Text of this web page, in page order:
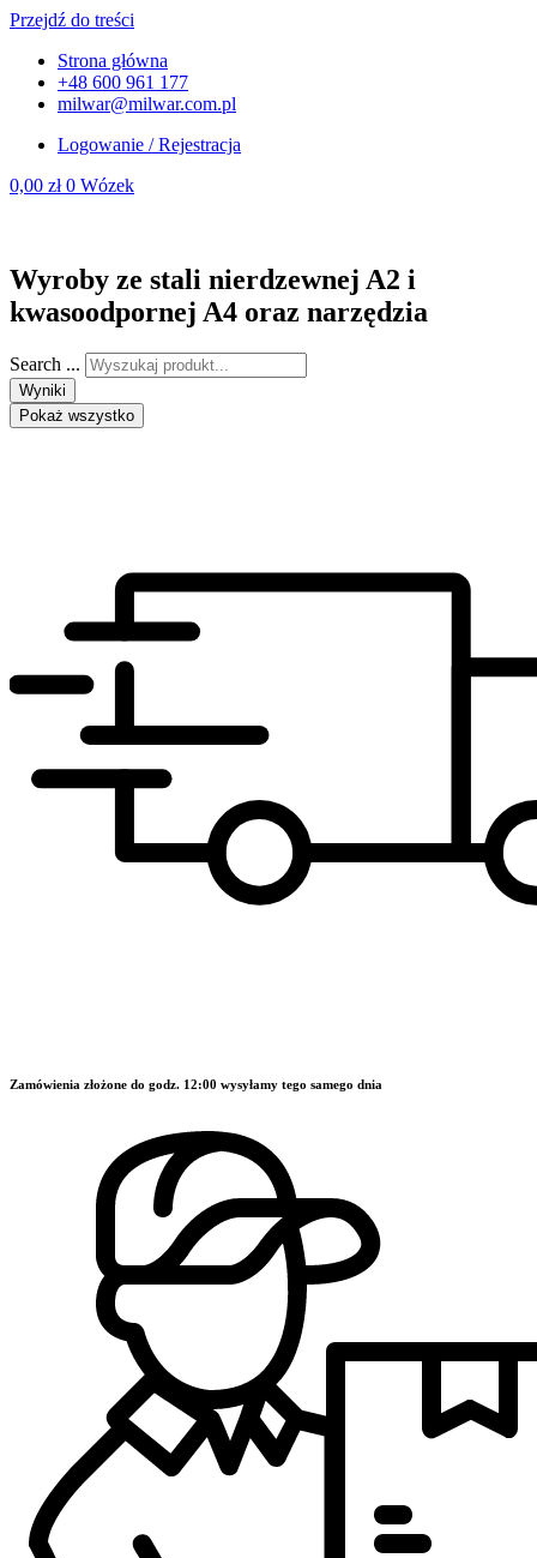
Przejdź do treści
Strona główna
+48 600 961 177
milwar@milwar.com.pl
Logowanie / Rejestracja
0,00 zł 0 Wózek
Wyroby ze stali nierdzewnej A2 i
kwasoodpornej A4 oraz narzędzia
Search ...
Wyniki
Pokaż wszystko
Zamówienia złożone do godz. 12:00 wysyłamy tego samego dnia